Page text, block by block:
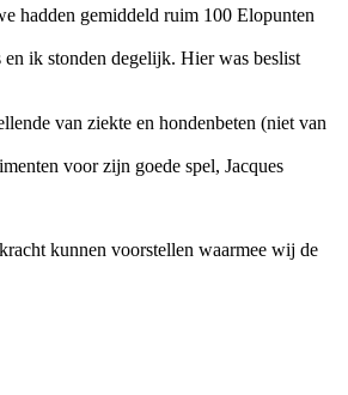
hadden gemiddeld ruim 100 Elopunten
ik stonden degelijk. Hier was beslist
van ziekte en hondenbeten (niet van
voor zijn goede spel, Jacques
kunnen voorstellen waarmee wij de